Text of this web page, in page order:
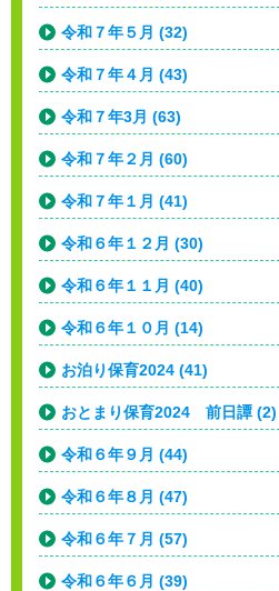
令和７年５月 (32)
令和７年４月 (43)
令和７年3月 (63)
令和７年２月 (60)
令和７年１月 (41)
令和６年１２月 (30)
令和６年１１月 (40)
令和６年１０月 (14)
お泊り保育2024 (41)
おとまり保育2024 前日譚 (2)
令和６年９月 (44)
令和６年８月 (47)
令和６年７月 (57)
令和６年６月 (39)